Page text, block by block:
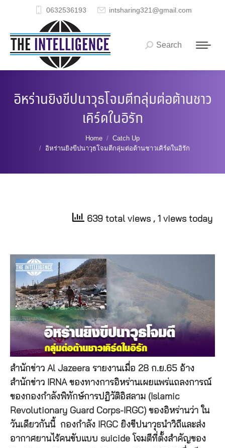
0632536193 intsharing321@gmail.com
Search:
Search
อิหร่านยิงขีปนาวุธโจมตีกลุ่มต่อต้านชาว
เคิร์ดในอิรัก
Home
Catch Up
อิหร่านยิงขีปนาวุธโจมตีกลุ่มต่อต้านชาวเคิร์ดในอิรัก
639 total views , 1 views today
สำนักข่าว Al Jazeera รายงานเมื่อ 28 ก.ย.65 อ้าง
สำนักข่าว IRNA ของทางการอิหร่านเผยแพร่แถลงการณ์
ของกองกำลังพิทักษ์การปฏิวัติอิสลาม (Islamic
Revolutionary Guard Corps-IRGC) ของอิหร่านว่า ใน
วันเดียวกันนี้ กองกำลัง IRGC ยิงขีปนาวุธนำวิถีและส่ง
อากาศยานไร้คนขับแบบ suicide โจมตีที่ตั้งสำคัญของ